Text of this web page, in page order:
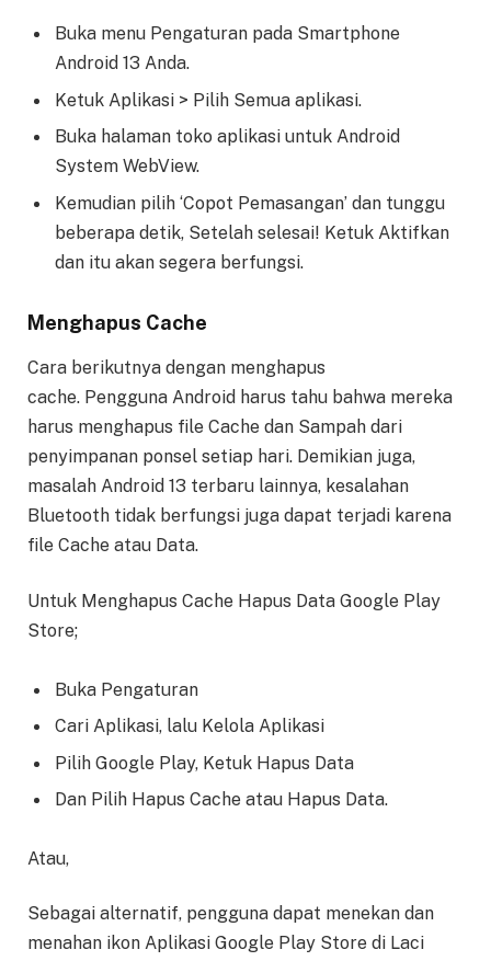
Buka menu Pengaturan pada Smartphone
Android 13 Anda.
Ketuk Aplikasi > Pilih Semua aplikasi.
Buka halaman toko aplikasi untuk Android
System WebView.
Kemudian pilih ‘Copot Pemasangan’ dan tunggu
beberapa detik, Setelah selesai! Ketuk Aktifkan
dan itu akan segera berfungsi.
Menghapus Cache
Cara berikutnya dengan menghapus
cache. Pengguna Android harus tahu bahwa mereka
harus menghapus file Cache dan Sampah dari
penyimpanan ponsel setiap hari. Demikian juga,
masalah Android 13 terbaru lainnya, kesalahan
Bluetooth tidak berfungsi juga dapat terjadi karena
file Cache atau Data.
Untuk Menghapus Cache Hapus Data Google Play
Store;
Buka Pengaturan
Cari Aplikasi, lalu Kelola Aplikasi
Pilih Google Play, Ketuk Hapus Data
Dan Pilih Hapus Cache atau Hapus Data.
Atau,
Sebagai alternatif, pengguna dapat menekan dan
menahan ikon Aplikasi Google Play Store di Laci